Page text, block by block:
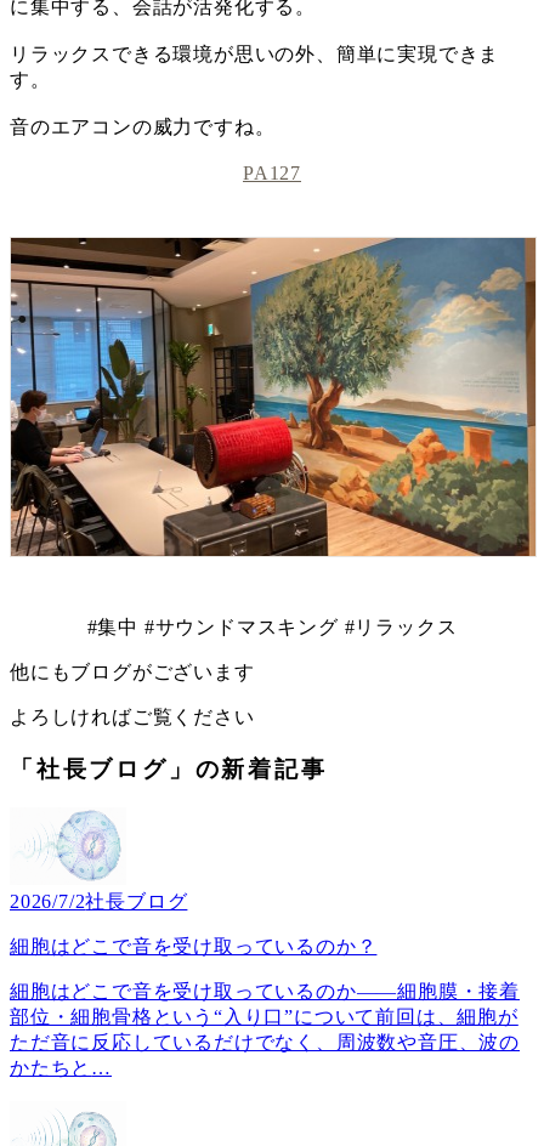
に集中する、会話が活発化する。
リラックスできる環境が思いの外、簡単に実現できま
す。
音のエアコンの威力ですね。
PA127
#集中 #サウンドマスキング #リラックス
他にもブログがございます
よろしければご覧ください
「社長ブログ」の新着記事
2026/7/2社長ブログ
細胞はどこで音を受け取っているのか？
細胞はどこで音を受け取っているのか――細胞膜・接着
部位・細胞骨格という“入り口”について前回は、細胞が
ただ音に反応しているだけでなく、周波数や音圧、波の
かたちと …